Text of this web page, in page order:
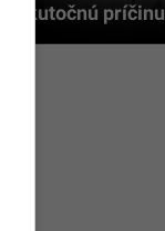
skutočnú príčinu